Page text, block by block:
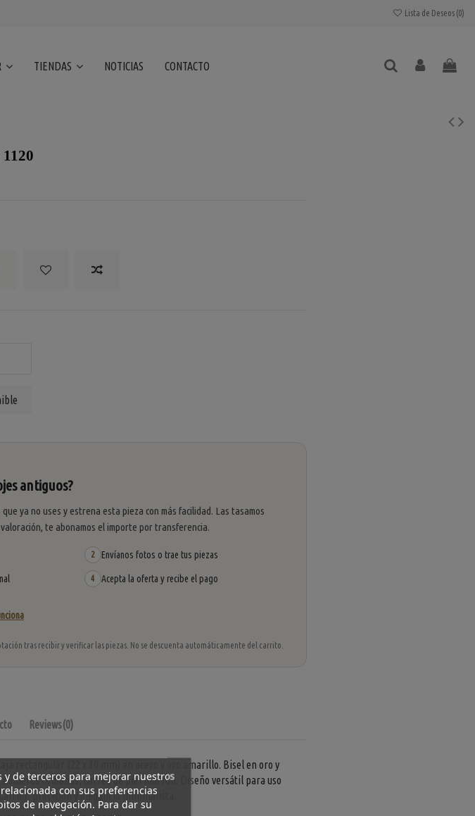
Lista de Deseos (0)
TIENDAS NOTICIAS CONTACTO
antiguos?
ya no uses y estrena esta pieza con más facilidad. Las tasamos
te abonamos el importe por transferencia.
2 Envíanos fotos o trae tus piezas
4 Acepta la oferta y recibe el pago
tras recibir y verificar las piezas. No se descuenta automáticamente del carrito.
Reviews(0)
rectangular (22 x 30 mm) en acero y oro amarillo. Bisel en oro y
romanos, correa de piel marrón. Diseño versátil para uso
precisión y elegancia minimalista.
de terceros para mejorar nuestros
con sus preferencias
de navegación. Para dar su